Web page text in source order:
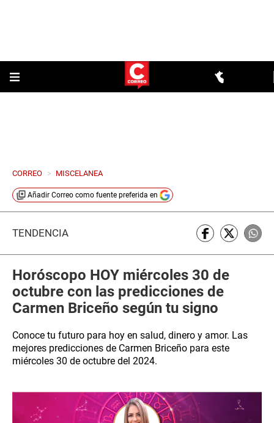
CORREO > MISCELANEA
Añadir Correo como fuente preferida en
TENDENCIA
Horóscopo HOY miércoles 30 de
octubre con las predicciones de
Carmen Briceño según tu signo
Conoce tu futuro para hoy en salud, dinero y amor. Las
mejores predicciones de Carmen Briceño para este
miércoles 30 de octubre del 2024.